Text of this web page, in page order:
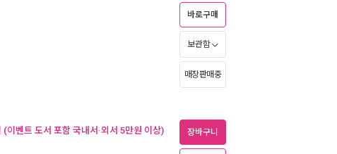
바로구매
보관함
매장판매중
이벤트 도서 포함 국내서·외서 5만원 이상) 장바구니